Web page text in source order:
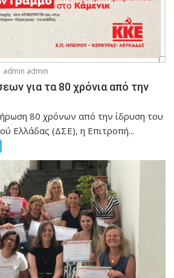
admin admin
για τα 80 χρόνια από την
80 χρόνων από την ίδρυση του
Ελλάδας (ΔΣΕ), η Επιτροπή...